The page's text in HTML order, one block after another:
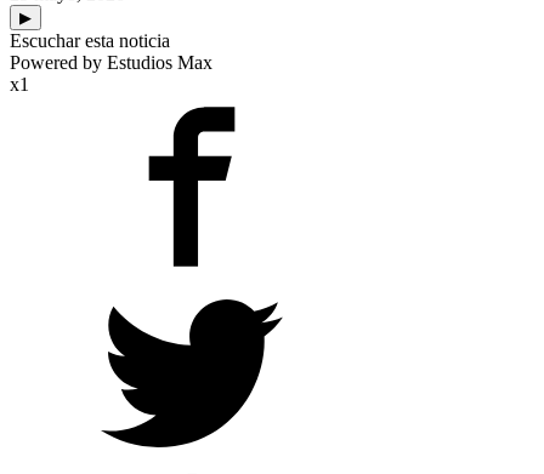
▶
Escuchar esta noticia
Powered by Estudios Max
x1